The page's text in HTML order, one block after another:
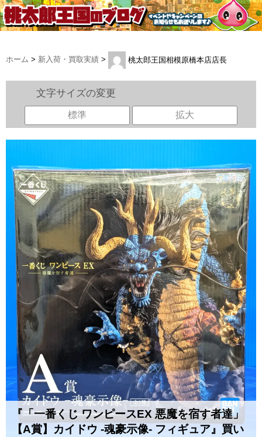
ホーム > 新入荷・買取実績 > 桃太郎王国相模原橋本店店長
文字サイズの変更
標準 拡大
『「一番くじ ワンピースEX 悪魔を宿す者達」
【A賞】カイドウ -魂豪示像- フィギュア』買い